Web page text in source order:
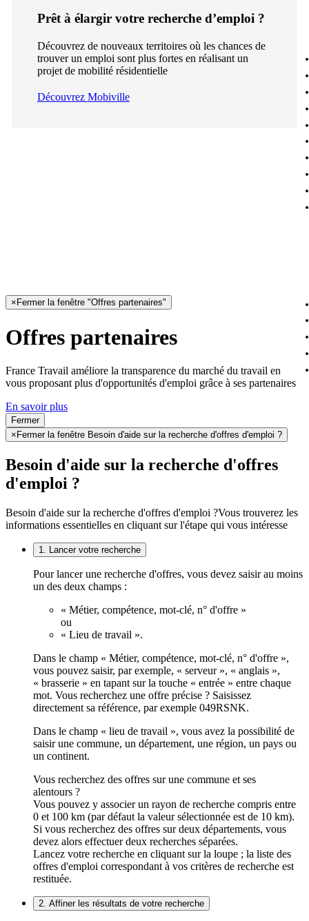
Prêt à élargir votre recherche d’emploi ?
Découvrez de nouveaux territoires où les chances de
trouver un emploi sont plus fortes en réalisant un
projet de mobilité résidentielle
Découvrez Mobiville
× Fermer la fenêtre "Offres partenaires"
Offres partenaires
France Travail améliore la transparence du marché du travail en
vous proposant plus d'opportunités d'emploi grâce à ses partenaires
En savoir plus
Fermer
× Fermer la fenêtre Besoin d'aide sur la recherche d'offres d'emploi ?
Besoin d'aide sur la recherche d'offres
d'emploi ?
Besoin d'aide sur la recherche d'offres d'emploi ?Vous trouverez les
informations essentielles en cliquant sur l'étape qui vous intéresse
1. Lancer votre recherche
Pour lancer une recherche d'offres, vous devez saisir au moins
un des deux champs :
« Métier, compétence, mot-clé, n° d'offre »
ou
« Lieu de travail ».
Dans le champ « Métier, compétence, mot-clé, n° d'offre »,
vous pouvez saisir, par exemple, « serveur », « anglais »,
« brasserie » en tapant sur la touche « entrée » entre chaque
mot. Vous recherchez une offre précise ? Saisissez
directement sa référence, par exemple 049RSNK.
Dans le champ « lieu de travail », vous avez la possibilité de
saisir une commune, un département, une région, un pays ou
un continent.
Vous recherchez des offres sur une commune et ses
alentours ?
Vous pouvez y associer un rayon de recherche compris entre
0 et 100 km (par défaut la valeur sélectionnée est de 10 km).
Si vous recherchez des offres sur deux départements, vous
devez alors effectuer deux recherches séparées.
Lancez votre recherche en cliquant sur la loupe ; la liste des
offres d'emploi correspondant à vos critères de recherche est
restituée.
2. Affiner les résultats de votre recherche